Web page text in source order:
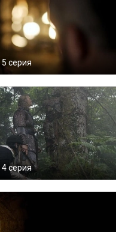
5 серия
серия